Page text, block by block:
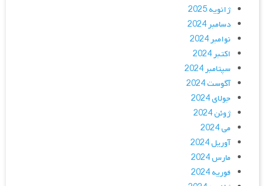
ژانویه 2025
دسامبر 2024
نوامبر 2024
اکتبر 2024
سپتامبر 2024
آگوست 2024
جولای 2024
ژوئن 2024
می 2024
آوریل 2024
مارس 2024
فوریه 2024